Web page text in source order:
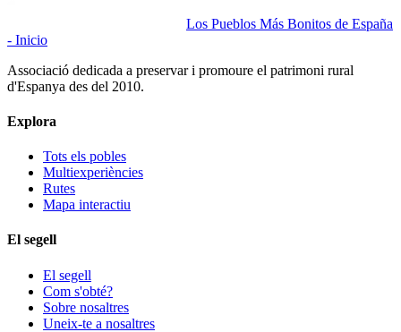
Los Pueblos Más Bonitos de España
- Inicio
Associació dedicada a preservar i promoure el patrimoni rural
d'Espanya des del 2010.
Explora
Tots els pobles
Multiexperiències
Rutes
Mapa interactiu
El segell
El segell
Com s'obté?
Sobre nosaltres
Uneix-te a nosaltres